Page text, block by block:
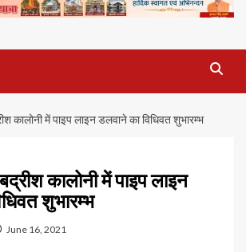
कालोनी में पाइप लाइन डलवाने का विधिवत शुभारम्भ
बद्रीश कालोनी में पाइप लाइन
शुभारम्भ
June 16, 2021